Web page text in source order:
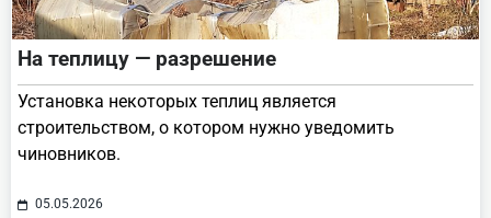
На теплицу — разрешение
Установка некоторых теплиц является
строительством, о котором нужно уведомить
чиновников.
05.05.2026